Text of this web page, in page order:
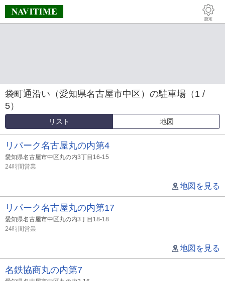
袋町通沿い（愛知県名古屋市中区）の駐車場（1 /
5）
リスト 地図
リパーク名古屋丸の内第4
愛知県名古屋市中区丸の内3丁目16-15
24時間営業
地図を見る
リパーク名古屋丸の内第17
愛知県名古屋市中区丸の内3丁目18-18
24時間営業
地図を見る
名鉄協商丸の内第7